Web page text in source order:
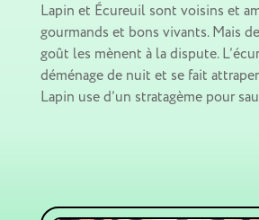
Lapin et Écureuil sont voisins et
gourmands et bons vivants. Mais
goût les mènent à la dispute.
déménage de nuit et se fait
Lapin use d’un stratagème pour